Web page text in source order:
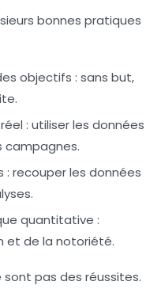
bonnes pratiques
objectifs : sans but,
: utiliser les données
campagnes.
: recouper les données
quantitative :
et de la notoriété.
pas des réussites.